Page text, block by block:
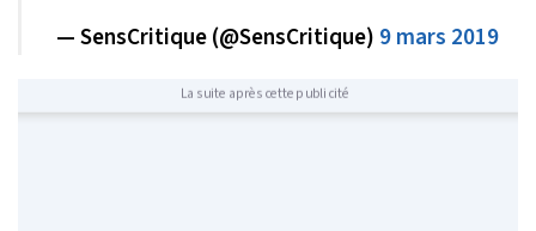
— SensCritique (@SensCritique) 9 mars 2019
La suite après cette publicité